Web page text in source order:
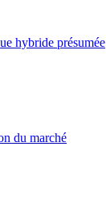
hybride présumée
du marché